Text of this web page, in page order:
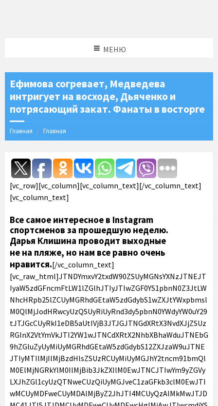
МЕНЮ
Ефимова согревает, Медведева
интригует на восходе, Дьяченко и
потрясающий закат. Фанаты в восторге
Главная Главная
[vc_row][vc_column][vc_column_text][/vc_column_text]
[vc_column_text]
Все самое интересное в Instagram
спортсменов за прошедшую неделю.
Дарья Клишина проводит выходные
не на пляже, но нам все равно очень
нравится.[/vc_column_text][vc_raw_html]JTNDYmxvY2txdW90ZSUyMGNsYXNzJTNEJTIyaW5zdGFncmFtLW1lZGlhJTIyJTIwZGF0YS1pbnN0Z3JtLWNhcHRpb25lZCUyMGRhdGEtaW5zdGdybS1wZXJtYWxpbmslM0QlMjJodHRwcyUzQSUyRiUyRnd3dy5pbnN0YWdyYW0uY29tJTJGcCUyRkI1eDB5aUtIVjB3JTJGJTNGdXRtX3NvdXJjZSUzRGlnX2VtYmVkJTI2YW1wJTNCdXRtX2NhbXBhaWduJTNEbG9hZGluZyUyMiUyMGRhdGEtaW5zdGdybS12ZXJzaW9uJTNEJTIyMTIlMjIlMjBzdHlsZSUzRCUyMiUyMGJhY2tncm91bmQlM0ElMjNGRkYlM0IlMjBib3JkZXIlM0EwJTNCJTIwYm9yZGVyLXJhZGl1cyUzQTNweCUzQiUyMGJveC1zaGFkb3clM0EwJTIwMCUyMDFweCUyMDAlMjByZ2JhJTI4MCUyQzAlMkMwJTJDMC41JTI5JTJDMCUyMDFweCUyMDEwcHglMjAwJTIwcmdiYSUyODAlMkMwJTJDMCUyQzAuMTUlMjklM0IlMjBtYXJnaW4lM0ElMjAxcHglM0IlMjBtYXgtd2lkdGglM0E1NDBweCUzQiUyMG1pbi13aWR0aCUzQTMyNnB4JTNCJTIwcGFkZGluZyUzQTAlM0IlMjB3aWR0aCUzQTk5LjM3NSUyNSUzQiUyMHdpZHRoJTNBLXdlYmtpdC1jYWxjJTI4MTAwJTI1JTIwLSUyMDJweCUyOSUzQiUyMHdpZHRoJTNBY2FsYyUyODEwMCUyNSUyMC0lMjAycHglMjklM0IlMjIlM0UlM0NkaXYlMjBzdHlsZSUzRCUyMnBhZGRpbmclM0ExNnB4JTNCJTIyJTNFJTIwJTNDYSUyMGhyZWYlM0QlMjJodHRwcyUzQSUyRiUyRnd3dy5pbnN0YWdyYW0uY29tJTJGcCUyRkI1eDB5aUtIVjB3JTJGJTNGdXRtX3NvdXJjZSUzRGlnX2VtYmVkJTI2YW1wJTNCdXRtX2NhbXBhaWduJTNEbG9hZGluZyUyMiUyMHN0eWxlJTNEJTIyJTIwYmFja2dyb3VuZCUzQSUyM0ZGRkZGRiUzQiUyMGxpbmUtaGVpZ2h0JTNBMCUzQiUyMHBhZGRpbmclM0EwJTIwMCUzQiUyMHRleHQtYWxpZ24lM0FjZW50ZXIlM0IlMjB0ZXh0LWRlY29yYXRpb24lM0Fub25lJTNCJTIwd2lkdGglM0ExMDAlMjUlM0IlMjIlMjB0YXJnZXQlM0QlMjJfYmxhbmslMjIlM0UlMjAlM0NkaXYlMjBzdHlsZSUzRCUyMiUyMGRpc3BsYXklM0ElMjBmbGV4JTNCJTIwZmxleC1kaXJlY3Rpb24lM0ElMjByb3clM0IlMjBhbGlnbi1pdGVtcyUzQSUyMGNlbnRlciUzQiUyMiUzRSUyMCUzQ2RpdiUyMHN0eWxlJTNEJTIyYmFja2dyb3VuZC1jb2xvciUzQSUyMCUyM0Y0RjRGNCUzQiUyMGJvcmRlci1yYWRpdXMlM0ElMjA1MCUyNSUzQiUyMGZsZXgtZ3JvdyUzQSUyMDAlM0IlMjBoZWlnaHQlM0ElMjA0MHB4JTNCJTIwbWFyZ2luLXJpZ2h0JTNBJTIwMTRweCUzQiUyMHdpZHRoJTNBJTIwNDBweCUzQiUyMiUzRSUzQyUyRmRpdiUzRSUyMCUzQ2RpdiUyMHN0eWxlJTNEJTIyZGlzcGxheSUzQSUyMGZsZXglM0IlMjBmbGV4LWRpcmVjdGlvbiUzQSUyMGNvbHVtbiUzQiUyMGZsZXgtZ3JvdyUzQSUyMDElM0IlMjBqdXN0aWZ5LWNvbnRlbnQlM0ElMjBjZW50ZXIlM0IlMjIlM0UlMjAlM0NkaXYlMjBzdHlsZSUzRCUyMiUyMGJhY2tncm91bmQtY29sb3IlM0ElMjAlMjNGNEY0RjQlM0IlMjBib3JkZXItcmFkaXVzJTNBJTIwNHB4JTNCJTIwZmxleC1ncm93JTNBJTIwMCUzQiUyMGhlaWdodCUzQSUyMDE0cHglM0IlMjBtYXJnaW4tYm90dG9tJTNBJTIwNnB4JTNCJTIwd2lkdGglM0ElMjAxMDBweCUzQiUyMiUzRSUzQyUyRmRpdiUzRSUyMCUzQ2RpdiUyMHN0eWxlJTNEJTIyJTIwYmFja2dyb3VuZC1jb2xvciUzQSUyMCUyM0Y0RjRGNCUzQiUyMGJvcmRlci1yYWRpdXMlM0ElMjA0cHglM0IlMjBmbGV4LWdyb3clM0ElMjAwJTNCJTIwaGVpZ2h0JTNBJTIwMTRweCUzQiUyMHdpZHRoJTNBJTIwNjBweCUzQiUyMiUzRSUzQyUyRmRpdiUzRSUzQyUyRmRpdiUzRSUzQyUyRmRpdiUzRSUzQ2RpdiUyMHN0eWxlJTNEJTIycGFkZGluZyUzQSUyMDE5JTI1JTIwMCUzQiUyMiUzRSUzQyUyRmRpdiUzRSUyMCUzQ2RpdiUyMHN0eWxlJTNEJTIyZGlzcGxheSUzQWJsb2NrJTNCJTIwaGVpZ2h0JTNBNTBweCUzQiUyMG1hcmdpbiUzQTAlMjBhdXRvJTIwMTJweCUzQiUyMHdpZHRoJTNBNTBweCUzQiUyMiUzRSUzQ3N2ZyUyMHdpZHRoJTNEJTIyNTBweCUyMiUyMGhlaWdodCUzRCUyMjUwcHglMjIlMjB2aWV3Qm94JTNEJTIyMCUyMDAlMjA2MCUyMDYwJTIyJTIwdmVyc2lvbiUzRCUyMjEuMSUyMiUyMHhtbG5zJTNEJTIyaHR0cHMlM0ElMkYlMkZ3d3cudzMub3JnJTJGMjAwMCUyRnN2ZyUyMiUyMHhtbG5zJTNBeGxpbmslM0QlMjJodHRwcyUzQSUyRiUyRnd3dy53My5vcmclMkYxOTk5JTJGeGxpbmslMjIlM0UlM0NnJTIwc3Ryb2tlJTNEJTIybm9uZSUyMiUyMHN0cm9rZS13aWR0aCUzRCUyMjElMjIlMjBmaWxsJTNEJTIybm9uZSUyMiUyMGZpbGwtcnVsZSUzRCUyMmV2ZW5vZGQlMjIlM0UlM0NnJTIwdHJhbnNmb3JtJTNEJTIydHJhbnNsYXRlJTI4LTUxMS4wMDAwMDAlMkMlMjAtMjAuMDAwMDAwJTI5JTIyJTIwZmlsbCUzRCUyMiUyMzAwMDAwMCUyMiUzRSUzQ2clM0UlM0NwYXRoJTIwZCUzRCUyMk01NTYuODY5JTJDMzAuNDElMjBDNTU0LjgxNCUyQzMwLjQxJTIwNTUzLjE0OCUyQzMyLjA3NiUyMDU1My4xNDglMkMzNC4xMzElMjBDNTUzLjE0OCUyQzM2LjE4NiUyMDU1NC44MTQlMkMzNy44NTIlMjA1NTYuODY5JTJDMzcuODUyJTIwQzU1OC45MjQlMkMzNy44NTIlMjA1NjAuNTklMkMzNi4xODYlMjA1NjAuNTklMkMzNC4xMzElMjBDNTYwLjU5JTJDMzIuMDc2JTIwNTU4LjkyNCUyQzMwLjQxJTIwNTU2Ljg2OSUyQzMwLjQxJTIwTTU0MSUyQzYwLjY1NyUyMEM1MzUuMTE0JTJDNjAuNjU3JTIwNTMwLjM0MiUyQzU1Ljg4NyUyMDUzMC4zNDIlMkM1MCUyMEM1MzAuMzQyJTJDNDQuMTE0JTIwNTM1LjExNCUyQzM5LjM0MiUyMDU0MSUyQzM5LjM0MiUyMEM1NDYuODg3JTJDMzkuMzQyJTIwNTUxLjY1OCUyQzQ0LjExNCUyMDU1MS42NTglMkM1MCUyMEM1NTEuNjU4JTJDNTUuODg3JTIwNTQ2Ljg4NyUyQzYwLjY1NyUyMDU0MSUyQzYwLjY1NyUyME01NDElMkMzMy44ODYlMjBDNTMyLjElMkMzMy44ODYlMjA1MjQuODg2JTJDNDEuMSUyMDUyNC44ODYlMkM1MCUyMEM1MjQuODg2JTJDNTguODk5JTIwNTMyLjElMkM2Ni4xMTMlMjA1NDElMkM2Ni4xMTMlMjBDNTQ5LjklMkM2Ni4xMTMlMjA1NTcuMTE1JTJDNTguODk5JTIwNTU3LjExNSUyQzUwJTIwQzU1Ny4xMTUlMkM0MS4xJTIwNTQ5LjklMkMzMy44ODYlMjA1NDElMkMzMy44ODYlMjBNNTY1LjM3OCUyQzYyLjEwMSUyMEM1NjUuMjQ0JTJDNjUuMDIyJTIwNTY0Ljc1NiUyQzY2LjYwNiUyMDU2NC4zNDYlMkM2Ny42NjMlMjBDNTYzLjgwMyUyQzY5LjA2JTIwNTYzLjE1NCUyQzcwLjA1NyUyMDU2Mi4xMDYlMkM3MS4xMDYlMjBDNTYxLjA1OCUyQzcyLjE1NSUyMDU2MC4wNiUyQzcyLjgwMyUyMDU1OC42NjIlMkM3My4zNDclMjBDNTU3LjYwNyUyQzczLjc1NyUyMDU1Ni4wMjElMkM3NC4yNDQlMjA1NTMuMTAyJTJDNzQuMzc4JTIwQzU0OS45NDQlMkM3NC41MjElMjA1NDguOTk3JTJDNzQuNTUyJTIwNTQxJTJDNzQuNTUyJTIwQzUzMy4wMDMlMkM3NC41NTIlMjA1MzIuMDU2JTJDNzQuNTIxJTIwNTI4Ljg5OCUyQzc0LjM3OCUyMEM1MjUuOTc5JTJDNzQuMjQ0JTIwNTI0LjM5MyUyQzczLjc1NyUyMDUyMy4zMzglMkM3My4zNDclMjBDNTIxLjk0JTJDNzIuODAzJTIwNTIwLjk0MiUyQzcyLjE1NSUyMDUxOS44OTQlMkM3MS4xMDYlMjBDNTE4Ljg0NiUyQzcwLjA1NyUyMDUxOC4xOTclMkM2OS4wNiUyMDUxNy42NTQlMkM2Ny42NjMlMjBDNTE3LjI0NCUyQzY2LjYwNiUyMDUxNi43NTUlMkM2NS4wMjIlMjA1MTYuNjIzJTJDNjIuMTAxJTIwQzUxNi40NzklMkM1OC45NDMlMjA1MTYuNDQ4JTJDNTcuOTk2JTIwNTE2LjQ0OCUyQzUwJTIwQzUxNi40NDglMkM0Mi4wMDMlMjA1MTYuNDc5JTJDNDEuMDU2JTIwNTE2LjYyMyUyQzM3Ljg5OSUyMEM1MTYuNzU1JTJDMzQuOTc4JTIwNTE3LjI0NCUyQzMzLjM5MSUyMDUxNy42NTQlMkMzMi4zMzglMjBDNTE4LjE5NyUyQzMwLjkzOCUyMDUxOC44NDYlMkMyOS45NDIlMjA1MTkuODk0JTJDMjguODk0JTIwQzUyMC45NDIlMkMyNy44NDYlMjA1MjEuOTQlMkMyNy4xOTYlMjA1MjMuMzM4JTJDMjYuNjU0JTIwQzUyNC4zOTMlMkMyNi4yNDQlMjA1MjUuOTc5JTJDMjUuNzU2JTIwNTI4Ljg5OCUyQzI1LjYyMyUyMEM1MzIuMDU3JTJDMjUuNDc5JTIwNTMzLjAwNCUyQzI1LjQ0OCUyMDU0MSUyQzI1LjQ0OCUyMEM1NDguOTk3JTJDMjUuNDQ4JTIwNTQ5Ljk0MyUyQzI1LjQ3OSUyMDU1My4xMDIlMkMyNS42MjMlMjBDNTU2LjAyMSUyQzI1Ljc1NiUyMDU1Ny42MDclMkMyNi4yNDQlMjA1NTguNjYyJTJDMjYuNjU0JTIwQzU2MC4wNiUyQzI3LjE5NiUyMDU2MS4wNTglMkMyNy44NDYlMjA1NjIuMTA2JTJDMjguODk0JTIwQzU2My4xNTQlMkMyOS45NDIlMjA1NjMuODAzJTJDMzAuOTM4JTIwNTY0LjM0NiUyQzMyLjMzOCUyMEM1NjQuNzU2JTJDMzMuMzkxJTIwNTY1LjI0NCUyQzM0Ljk3OCUyMDU2NS4zNzglMkMzNy44OTklMjBDNTY1LjUyMiUyQzQxLjA1NiUyMDU2NS41NTIlMkM0Mi4wMDMlMjA1NjUuNTUyJTJDNTAlMjBDNTY1LjU1MiUyQzU3Ljk5NiUyMDU2NS41MjIlMkM1OC45NDMlMjA1NjUuMzc4JTJDNjIuMTAxJTIwTTU3MC44MiUyQzM3LjYzMSUyMEM1NzAuNjc0JTJDMzQuNDM4JTIwNTcwLjE2NyUyQzMyLjI1OCUyMDU2OS40MjUlMkMzMC4zNDklMjBDNTY4LjY1OSUyQzI4LjM3NyUyMDU2Ny42MzMlMkMyNi43MDIlMjA1NjUuOTY1JTJDMjUuMDM1JTIwQzU2NC4yOTclMkMyMy4zNjglMjA1NjIuNjIzJTJDMjIuMzQyJTIwNTYwLjY1MiUyQzIxLjU3NSUyMEM1NTguNzQzJTJDMjAuODM0JTIwNTU2LjU2MiUyQzIwLjMyNiUyMDU1My4zNjklMkMyMC4xOCUyMEM1NTAuMTY5JTJDMjAuMDMzJTIwNTQ5LjE0OCUyQzIwJTIwNTQxJTJDMjAlMjBDNTMyLjg1MyUyQzIwJTIwNTMxLjgzMSUyQzIwLjAzMyUyMDUyOC42MzElMkMyMC4xOCUyMEM1MjUuNDM4JTJDMjAuMzI2JTIwNTIzLjI1NyUyQzIwLjgzNCUyMDUyMS4zNDklMkMyMS41NzUlMjBDNTE5LjM3NiUyQzIyLjM0MiUyMDUxNy43MDMlMkMyMy4zNjglMjA1MTYuMDM1JTJDMjUuMDM1JTIwQzUxNC4zNjglMkMyNi43MDIlMjA1MTMuMzQyJTJDMjguMzc3JTIwNTEyLjU3NCUyQzMwLjM0OSUyMEM1MTEuODM0JTJDMzIuMjU4JTIwNTExLjMyNiUyQzM0LjQzOCUyMDUxMS4xODElMkMzNy42MzElMjBDNTExLjAzNSUyQzQwLjgzMSUyMDUxMSUyQzQxLjg1MSUyMDUxMSUyQzUwJTIwQzUxMSUyQzU4LjE0NyUyMDUxMS4wMzUlMkM1OS4xNyUyMDUxMS4xODElMkM2Mi4zNjklMjBDNTExLjMyNiUyQzY1LjU2MiUyMDUxMS44MzQlMkM2Ny43NDMlMjA1MTIuNTc0JTJDNjkuNjUxJTIwQzUxMy4zNDIlMkM3MS42MjUlMjA1MTQuMzY4JTJDNzMuMjk2JTIwNTE2LjAzNSUyQzc0Ljk2NSUyMEM1MTcuNzAzJTJDNzYuNjM0JTIwNTE5LjM3NiUyQzc3LjY1OCUyMDUyMS4zNDklMkM3OC40MjUlMjBDNTIzLjI1NyUyQzc5LjE2NyUyMDUyNS40MzglMkM3OS42NzMlMjA1MjguNjMxJTJDNzkuODIlMjBDNTMxLjgzMSUyQzc5Ljk2NSUyMDUzMi44NTMlMkM4MC4wMDElMjA1NDElMkM4MC4wMDElMjBDNTQ5LjE0OCUyQzgwLjAwMSUyMDU1MC4xNjklMkM3OS45NjUlMjA1NTMuMzY5JTJDNzkuODIlMjBDNTU2LjU2MiUyQzc5LjY3MyUyMDU1OC43NDMlMkM3OS4xNjclMjA1NjAuNjUyJTJDNzguNDI1JTIwQzU2Mi42MjMlMkM3Ny42NTglMjA1NjQuMjk3JTJDNzYuNjM0JTIwNTY1Ljk2NSUyQzc0Ljk2NSUyMEM1NjcuNjMzJTJDNzMuMjk2JTIwNTY4LjY1OSUyQzcxLjYyNSUyMDU2OS40MjUlMkM2OS42NTElMjBDNTcwLjE2NyUyQzY3Ljc0MyUyMDU3MC42NzQlMkM2NS41NjIlMjA1NzAuODIlMkM2Mi4zNjklMjBDNTcwLjk2NiUyQzU5LjE3JTIwNTcxJTJDNTguMTQ3JTIwNTcxJTJDNTAlMjBDNTcxJTJDNDEuODUxJTIwNTcwLjk2NiUyQzQwLjgzMSUyMDU3MC44MiUyQzM3LjYzMSUyMiUzRSUzQyUyRnBhdGglM0UlM0MlMkZnJTNFJTNDJTJGZyUzRSUzQyUyRmclM0UlM0MlMkZzdmclM0UlM0MlMkZkaXYlM0UlM0NkaXYlMjBzdHlsZSUzRCUyMnBhZGRpbmctdG9wJTNBJTIwOHB4JTNCJTIyJTNFJTIwJTNDZGl2JTIwc3R5bGUlM0QlMjIlMjBjb2xvciUzQSUyMzM4OTdmMCUzQiUyMGZvbnQtZmFtaWx5JTNBQXJpYWwlMkNzYW5zLXNlcmlmJTNCJTIwZm9udC1zaXplJTNBMTRweCUzQiUyMGZvbnQtc3R5bGUlM0Fub3JtYWwlM0IlMjBmb250LXdlaWdodCUzQTU1MCUzQiUyMGxpbmUtaGVpZ2h0JTNBMThweCUzQiUyMiUzRSUyMCVEMCU5RiVEMCVCRSVEMSU4MSVEMCVCQyVEMCVCRSVEMSU4MiVEMSU4MCVEMCVCNSVEMSU4MiVEMSU4QyUyMCVEMSU4RCVEMSU4MiVEMSU4MyUyMCVEMCVCRiVEMSU4MyVEMCVCMSVEMCVCQiVEMCVCOCVEMCVCQSVEMCVCMCVEMSU4NiVEMCVCOCVEMSU4RSUyMCVEMCVCMiUyMEluc3RhZ3JhbSUzQyUyRmRpdiUzRSUzQyUyRmRpdiUzRSUzQ2RpdiUyMHN0eWxlJTNEJTIycGFkZGluZyUzQSUyMDEyLjUlMjUlMjAwJTNCJTIyJTNFJTNDJTJGZGl2JTNFJTIwJTNDZGl2JTIwc3R5bGUlM0QlMjJkaXNwbGF5JTNBJTIwZmxleCUzQiUyMGZsZXgtZGlyZWN0aW9uJTNBJTIwcm93JTNCJTIwbWFyZ2luLWJvdHRvbSUzQSUyMDE0cHglM0IlMjBhbGlnbi1pdGVtcyUzQSUyMGNlbnRlciUzQiUyMiUzRSUzQ2RpdiUzRSUyMCUzQ2RpdiUyMHN0eWxlJTNEJTIyYmFja2dyb3VuZC1jb2xvciUzQSUyMCUyM0Y0RjRGNCUzQiUyMGJvcmRlci1yYWRpdXMlM0ElMjA1MCUyNSUzQiUyMGhlaWdodCUzQSUyMDEyLjVweCUzQiUyMHdpZHRoJTNBJTIwMTIuNXB4JTNCJTIwdHJhbnNmb3JtJTNBJTIwdHJhbnNsYXRlWCUyODBweCUyOSUyMHRyYW5zbGF0ZVklMjg3cHglMjklM0IlMjIlM0UlM0MlMkZkaXYlM0UlMjAlM0NkaXYlMjBzdHlsZSUzRCUyMmJhY2tncm91bmQtY29sb3IlM0ElMjAlMjNGNEY0RjQlM0IlMjBoZWlnaHQlM0ElMjAxMi41cHglM0IlMjB0cmFuc2Zvcm0lM0ElMjByb3RhdGUlMjgtNDVkZWclMjklMjB0cmFuc2xhdGVYJTI4M3B4JTI5JTIwdHJhbnNsYXRlWSUyODFweCUyOSUzQiUyMHdpZHRoJTNBJTIwMTIuNXB4JTNCJTIwZmxleC1ncm93JTNBJTIwMCUzQiUyMG1hcmdpbi1yaWdodCUzQSUyMDE0cHglM0IlMjBtYXJnaW4tbGVmdCUzQSUyMDJweCUzQiUyMiUzRSUzQyUyRmRpdiUzRSUyMCUzQ2RpdiUyMHN0eWxlJTNEJTIyYmFja2dyb3VuZC1jb2xvciUzQSUyMCUyM0Y0RjRGNCUzQiUyMGJvcmRlci1yYWRpdXMlM0ElMjA1MCUyNSUzQiUyMGhlaWdodCUzQSUyMDEyLjVweCUzQiUyMHdpZHRoJTNBJTIwMTIuNXB4JTNCJTIwdHJhbnNmb3JtJTNBJTIwdHJhbnNsYXRlWCUyODlweCUyOSUyMHRyYW5zbGF0ZVklMjgtMThweCUyOSUzQiUyMiUzRSUzQyUyRmRpdiUzRSUzQyUyRmRpdiUzRSUzQ2RpdiUyMHN0eWxlJTNEJTIybWFyZ2luLWxlZnQlM0ElMjA4cHglM0IlMjIlM0UlMjAlM0NkaXYlMjBzdHlsZSUzRCUyMiUyMGJhY2tncm91bmQtY29sb3IlM0ElMjAlMjNGNEY0RjQlM0IlMjBib3JkZXItcmFkaXVzJTNBJTIwNTAlMjUlM0IlMjBmbGV4LWdyb3